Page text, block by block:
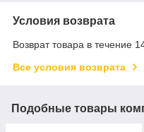
Условия возврата
Возврат товара в течение
Все условия возврата
Подобные товары